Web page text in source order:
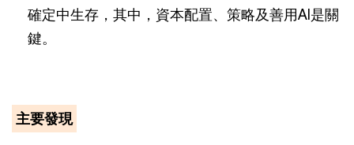
確定中生存，其中，資本配置、策略及善用AI是關
鍵。
主要發現